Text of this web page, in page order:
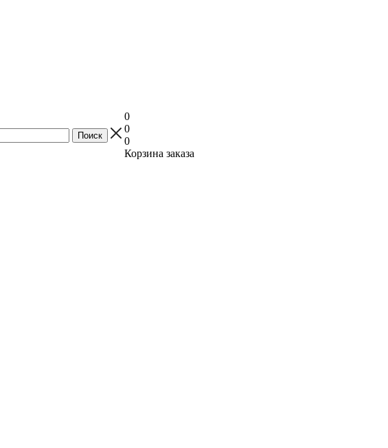
0
0
0
Корзина заказа